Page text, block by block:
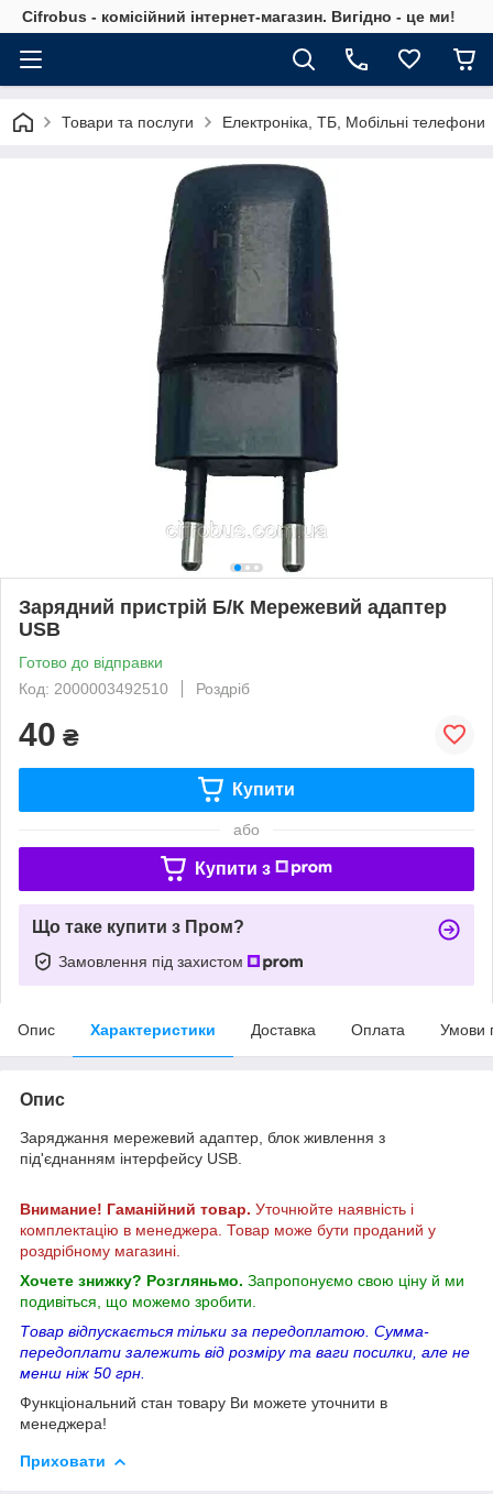
Cifrobus - комiсiйний iнтернет-магазин. Вигiдно - це ми!
Товари та послуги Електроніка, ТБ, Мобільні телефони
Зарядний пристрій Б/К Мережевий адаптер
USB
Готово до відправки
Код: 2000003492510
Роздріб
40 ₴
Купити
або
Купити з
Що таке купити з Пром?
Замовлення під захистом
Опис Характеристики Доставка Оплата Умови
Опис
Заряджання мережевий адаптер, блок живлення з
під'єднанням інтерфейсу USB.
Внимание! Гаманійний товар. Уточнюйте наявність і
комплектацію в менеджера. Товар може бути проданий у
роздрібному магазині.
Хочете знижку? Розгляньмо. Запропонуємо свою ціну й ми
подивіться, що можемо зробити.
Товар відпускається тільки за передоплатою. Сумма-
передоплати залежить від розміру та ваги посилки, але не
менш ніж 50 грн.
Функціональний стан товару Ви можете уточнити в
менеджера!
Приховати